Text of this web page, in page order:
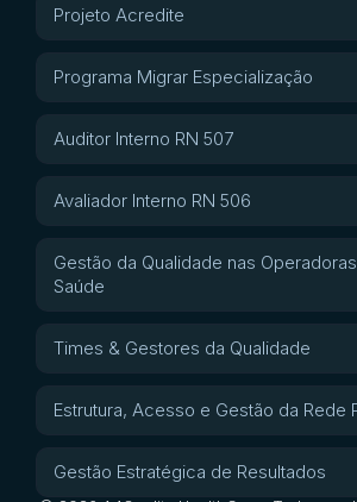
Projeto Acredite
Programa Migrar Especialização
Auditor Interno RN 507
Avaliador Interno RN 506
Gestão da Qualidade nas
Saúde
Times & Gestores da Qualidade
Estrutura, Acesso e Gestão da Rede
Gestão Estratégica de Resultados